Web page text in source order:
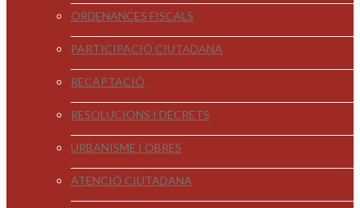
ORDENANCES FISCALS
PARTICIPACIÓ CIUTADANA
RECAPTACIÓ
RESOLUCIONS I DECRETS
URBANISME I OBRES
ATENCIÓ CIUTADANA